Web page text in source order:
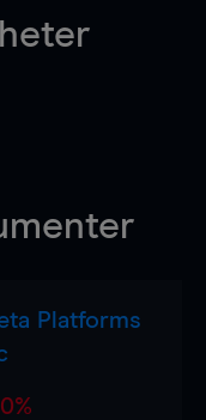
Platforms
0%